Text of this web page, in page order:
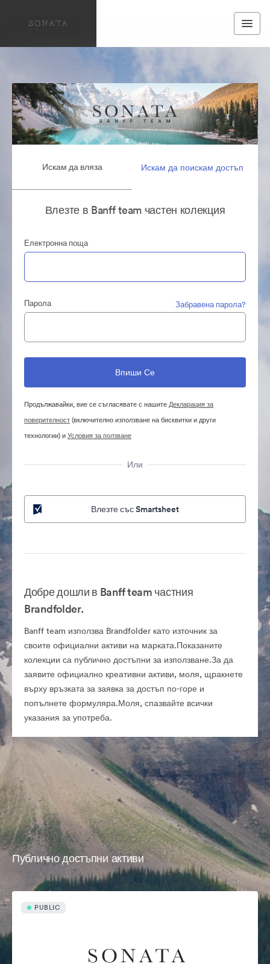
Искам да вляза Искам да поискам достъп
Влезте в Banff team частен колекция
Електронна поща
Парола Забравена парола?
Продължавайки, вие се съгласявате с нашитеДекларация за
поверителност(включително използване на бисквитки и други
технологии) иУсловия за ползване
Или
Влезте със Smartsheet
Добре дошли в Banff team частния
Brandfolder.
Banff team използва Brandfolder като източник за
своите официални активи на марката.Показаните
колекции са публично достъпни за използване.За да
заявите официално креативни активи, моля, щракнете
върху връзката за заявка за достъп по-горе и
попълнете формуляра.Моля, спазвайте всички
указания за употреба.
Публично достъпни активи
PUBLIC